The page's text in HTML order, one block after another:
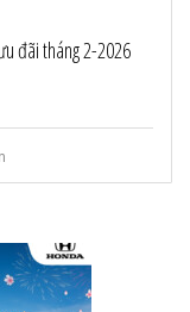
đãi tháng 2-2026